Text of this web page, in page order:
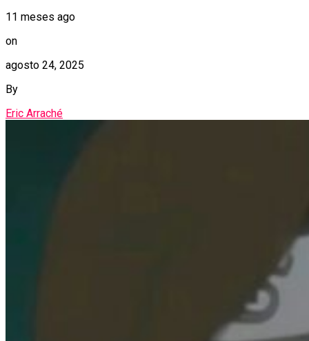
11 meses ago
on
agosto 24, 2025
By
Eric Arraché